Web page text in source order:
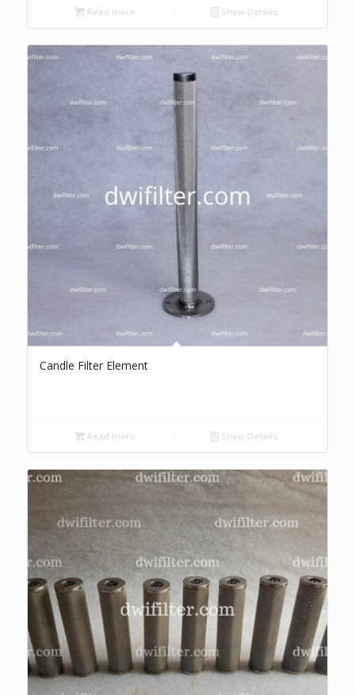
Read more Show Details
Candle Filter Element
Read more Show Details